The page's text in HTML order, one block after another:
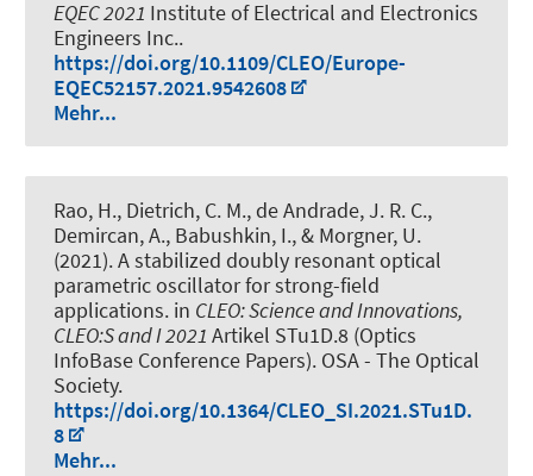
EQEC 2021 Institute of Electrical and Electronics
Engineers Inc..
https://doi.org/10.1109/CLEO/Europe-
EQEC52157.2021.9542608
Mehr...
Rao, H., Dietrich, C. M., de Andrade, J. R. C.,
Demircan, A., Babushkin, I., & Morgner, U.
(2021).A stabilized doubly resonant optical
parametric oscillator for strong-field
applications. in CLEO: Science and Innovations,
CLEO:S and I 2021 Artikel STu1D.8 (Optics
InfoBase Conference Papers). OSA - The Optical
Society.
https://doi.org/10.1364/CLEO_SI.2021.STu1D.
8
Mehr...